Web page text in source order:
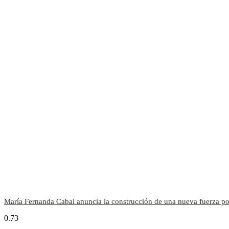
María Fernanda Cabal anuncia la construcción de una nueva fuerza